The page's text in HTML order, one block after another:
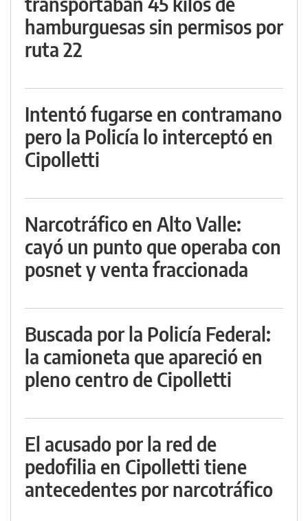
hamburguesas sin permisos por
ruta 22
Intentó fugarse en contramano
pero la Policía lo interceptó en
Cipolletti
Narcotráfico en Alto Valle:
cayó un punto que operaba con
posnet y venta fraccionada
Buscada por la Policía Federal:
la camioneta que apareció en
pleno centro de Cipolletti
El acusado por la red de
pedofilia en Cipolletti tiene
antecedentes por narcotráfico